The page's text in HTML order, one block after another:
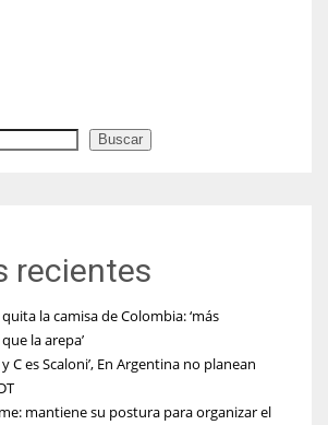
Buscar
recientes
la camisa de Colombia: ‘más
la arepa’
y C es Scaloni’, En Argentina no planean
mantiene su postura para organizar el